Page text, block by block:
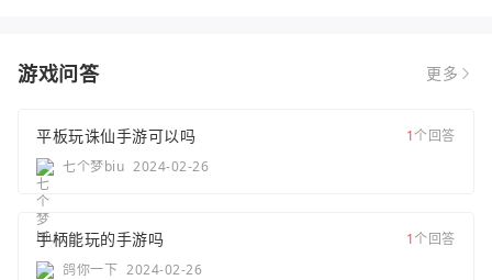
游戏问答 更多
平板玩诛仙手游可以吗 1个回答
七个梦biu 2024-02-26
手柄能玩的手游吗 1个回答
鸽你一下 2024-02-26